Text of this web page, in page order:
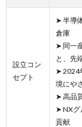
設立コン
セプト
➤ 半導
倉庫
➤ 同一
と、先
➤ 2024
境にや
➤ 高品
➤ NXグ
貢献